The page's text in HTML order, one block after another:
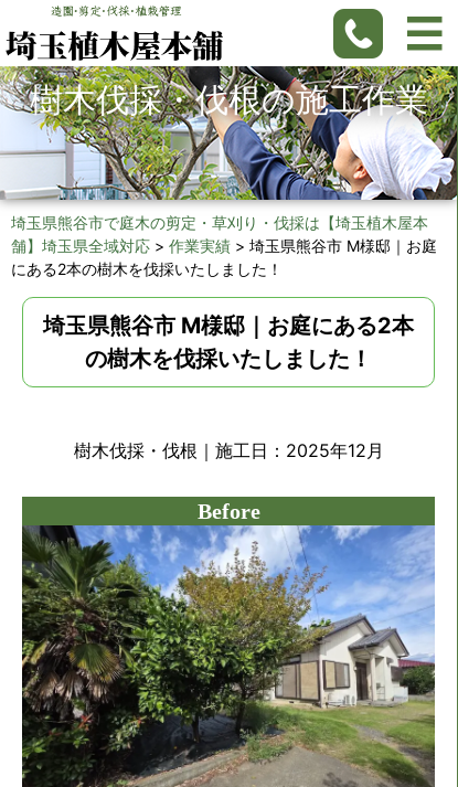
樹木伐採・伐根の施工作業
埼玉県熊谷市で庭木の剪定・草刈り・伐採は【埼玉植木屋本
舗】埼玉県全域対応 > 作業実績 > 埼玉県熊谷市 M様邸｜お庭
にある2本の樹木を伐採いたしました！
埼玉県熊谷市 M様邸｜お庭にある2本
の樹木を伐採いたしました！
樹木伐採・伐根 ｜施工日：2025年12月
Before